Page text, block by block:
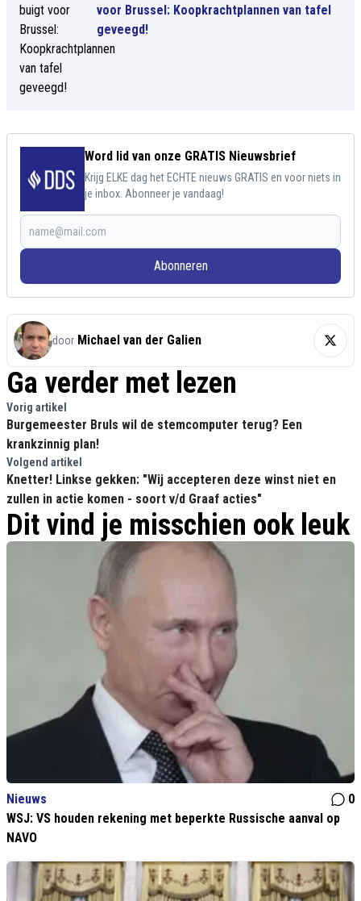
voor Brussel: Koopkrachtplannen van tafel
geveegd!
Word lid van onze GRATIS Nieuwsbrief
Krijg ELKE dag het ECHTE nieuws GRATIS en voor niets in
je inbox. Abonneer je vandaag!
Abonneren
door Michael van der Galien
Ga verder met lezen
Vorig artikel
Burgemeester Bruls wil de stemcomputer terug? Een
krankzinnig plan!
Volgend artikel
Knetter! Linkse gekken: "Wij accepteren deze winst niet en
zullen in actie komen - soort v/d Graaf acties"
Dit vind je misschien ook leuk
Nieuws
0
WSJ: VS houden rekening met beperkte Russische aanval op
NAVO